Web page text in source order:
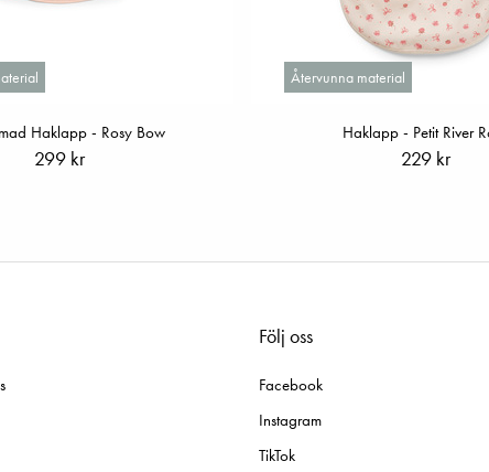
Haklapp - Rosy Bow
299 kr
Återvunna material
Haklapp - Petit River
229 kr
Följ oss
Facebook
Instagram
TikTok